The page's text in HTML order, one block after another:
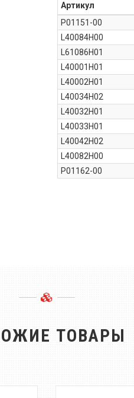
Артикул
P01151-00
L40084H00
L61086H01
L40001H01
L40002H01
L40034H02
L40032H01
L40033H01
L40042H02
L40082H00
P01162-00
ТОВАРЫ